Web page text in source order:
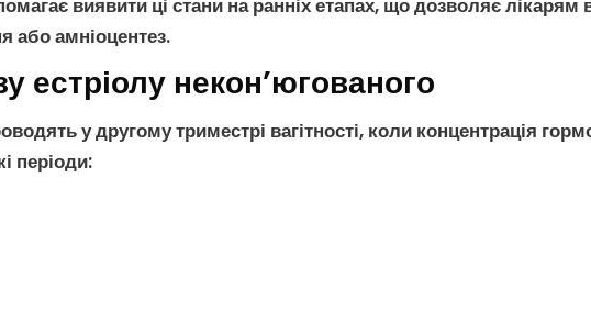
виявити ці стани на ранніх етапах, що дозволяє лікарям
абоамніоцентез.
естріолу некон’югованого
у другому триместрі вагітності, коли концентрація
періоди: